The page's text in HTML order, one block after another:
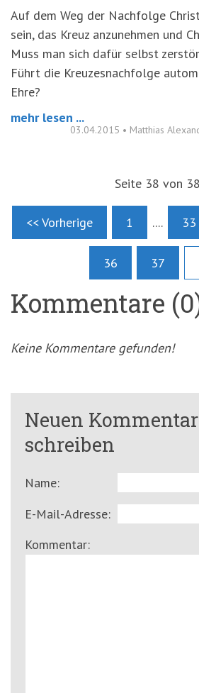
Auf dem Weg der Nachfolge
sein, das Kreuz anzunehmen und
Muss man sich dafür selbst
Führt die Kreuzesnachfolge
Ehre?
mehr lesen ...
03.04.2015 • Matthias
Seite 38 von
<< Vorherige 1 .... 33
36 37
Kommentare
Keine Kommentare gefunden!
Neuen Kommentar
schreiben
Name:
E-Mail-Adresse:
Kommentar: